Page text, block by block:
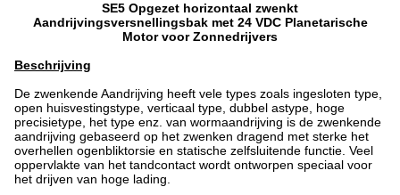
SE5 Opgezet horizontaal zwenkt
Aandrijvingsversnellingsbak met 24 VDC Planetarische
Motor voor Zonnedrijvers
Beschrijving
De zwenkende Aandrijving heeft vele types zoals ingesloten type,
open huisvestingstype, verticaal type, dubbel astype, hoge
precisietype, het type enz. van wormaandrijving is de zwenkende
aandrijving gebaseerd op het zwenken dragend met sterke het
overhellen ogenbliktorsie en statische zelfsluitende functie. Veel
oppervlakte van het tandcontact wordt ontworpen speciaal voor
het drijven van hoge lading.